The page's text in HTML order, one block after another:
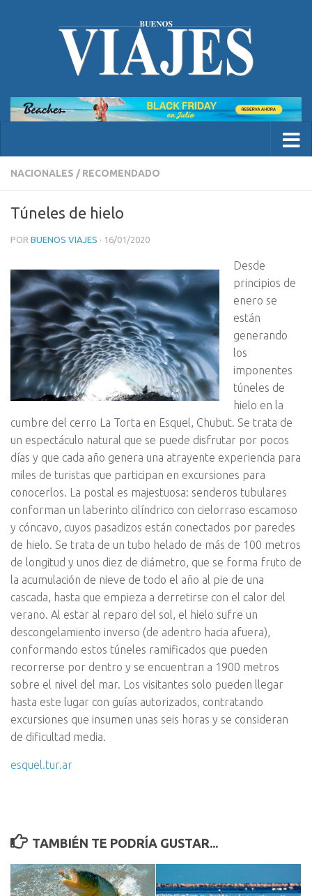
NACIONALES / RECOMENDADO
Túneles de hielo
POR BUENOS VIAJES · 16/01/2020
Desde
principios de
enero se
están
generando
los
imponentes
túneles de
hielo en la
cumbre del cerro La Torta en Esquel, Chubut. Se trata de
un espectáculo natural que se puede disfrutar por pocos
días y que cada año genera una atrayente experiencia para
miles de turistas que participan en excursiones para
conocerlos. La postal es majestuosa: senderos tubulares
conforman un laberinto cilíndrico con cielorraso escamoso
y cóncavo, cuyos pasadizos están conectados por paredes
de hielo. Se trata de un tubo helado de más de 100 metros
de longitud y unos diez de diámetro, que se forma fruto de
la acumulación de nieve de todo el año al pie de una
cascada, hasta que empieza a derretirse con el calor del
verano. Al estar al reparo del sol, el hielo sufre un
descongelamiento inverso (de adentro hacia afuera),
conformando estos túneles ramificados que pueden
recorrerse por dentro y se encuentran a 1900 metros
sobre el nivel del mar. Los visitantes solo pueden llegar
hasta este lugar con guías autorizados, contratando
excursiones que insumen unas seis horas y se consideran
de dificultad media.
esquel.tur.ar
TAMBIÉN TE PODRÍA GUSTAR...